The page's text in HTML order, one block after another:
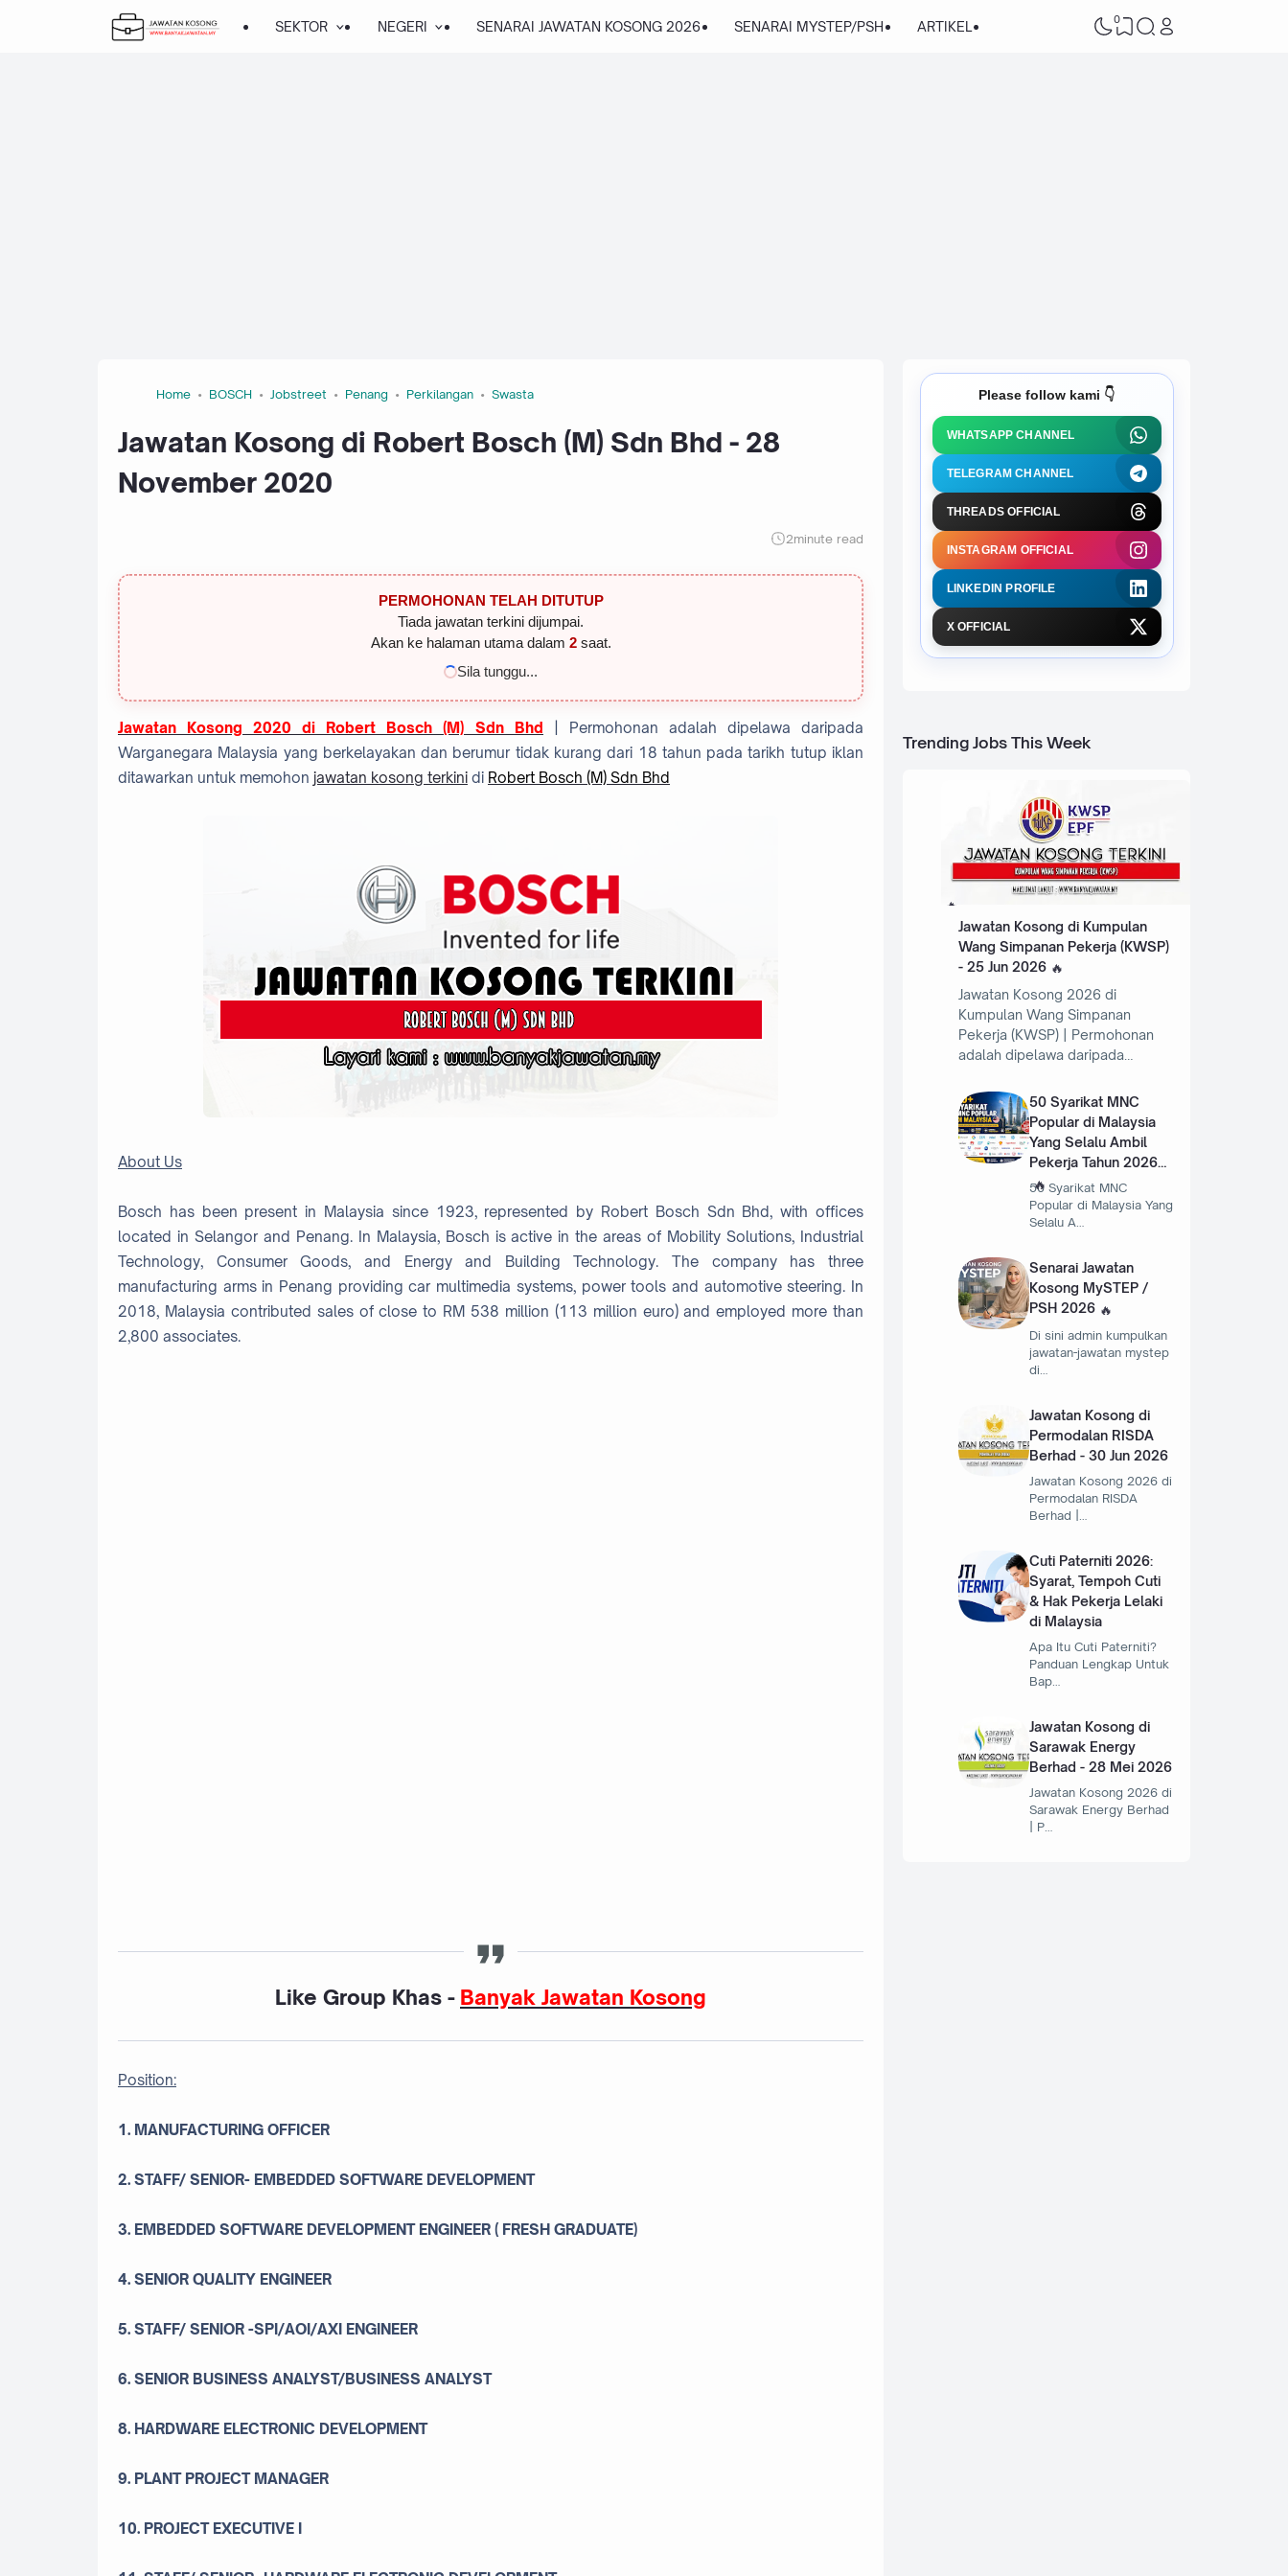
SEKTOR NEGERI SENARAI JAWATAN KOSONG 2026 SENARAI MYSTEP/PSH ARTIKEL 0
Home BOSCH Jobstreet Penang Perkilangan Swasta
Jawatan Kosong di Robert Bosch (M) Sdn Bhd - 28
November 2020
2minute read
PERMOHONAN TELAH DITUTUP
Tiada jawatan terkini dijumpai.
Akan ke halaman utama dalam 1saat.
Sila tunggu...
Jawatan Kosong 2020 di Robert Bosch (M) Sdn Bhd | Permohonan adalah dipelawa daripada
Warganegara Malaysia yang berkelayakan dan berumur tidak kurang dari 18 tahun pada tarikh tutup iklan
ditawarkan untuk memohon jawatan kosong terkini di Robert Bosch (M) Sdn Bhd
About Us
Bosch has been present in Malaysia since 1923, represented by Robert Bosch Sdn Bhd, with offices
located in Selangor and Penang. In Malaysia, Bosch is active in the areas of Mobility Solutions, Industrial
Technology, Consumer Goods, and Energy and Building Technology. The company has three
manufacturing arms in Penang providing car multimedia systems, power tools and automotive steering. In
2018, Malaysia contributed sales of close to RM 538 million (113 million euro) and employed more than
2,800 associates.
Like Group Khas - Banyak Jawatan Kosong
Position:
1. MANUFACTURING OFFICER
2. STAFF/ SENIOR- EMBEDDED SOFTWARE DEVELOPMENT
3. EMBEDDED SOFTWARE DEVELOPMENT ENGINEER ( FRESH GRADUATE)
4. SENIOR QUALITY ENGINEER
5. STAFF/ SENIOR -SPI/AOI/AXI ENGINEER
6. SENIOR BUSINESS ANALYST/BUSINESS ANALYST
8. HARDWARE ELECTRONIC DEVELOPMENT
9. PLANT PROJECT MANAGER
10. PROJECT EXECUTIVE I
Please follow kami 👇
WHATSAPP CHANNEL
TELEGRAM CHANNEL
THREADS OFFICIAL
INSTAGRAM OFFICIAL
LINKEDIN PROFILE
X OFFICIAL
Trending Jobs This Week
Jawatan Kosong di Kumpulan
Wang Simpanan Pekerja (KWSP)
- 25 Jun 2026
Jawatan Kosong 2026 di
Kumpulan Wang Simpanan
Pekerja (KWSP) | Permohonan
adalah dipelawa daripada…
50 Syarikat MNC
Popular di Malaysia
Yang Selalu Ambil
Pekerja Tahun 2026
50 Syarikat MNC
Popular di Malaysia Yang
Selalu A…
Senarai Jawatan
Kosong MySTEP /
PSH 2026
Di sini admin kumpulkan
jawatan-jawatan mystep
di…
Jawatan Kosong di
Permodalan RISDA
Berhad - 30 Jun 2026
Jawatan Kosong 2026 di
Permodalan RISDA
Cuti Paterniti 2026:
Syarat, Tempoh Cuti
& Hak Pekerja Lelaki
di Malaysia
Apa Itu Cuti Paterniti?
Panduan Lengkap Untuk
Bap…
Jawatan Kosong di
Sarawak Energy
Berhad - 28 Mei 2026
Jawatan Kosong 2026 di
Sarawak Energy Berhad
| P…